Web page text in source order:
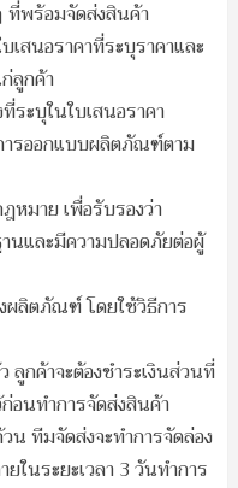
ที่พร้อมจัดส่งสินค้า
เสนอราคาที่ระบุราคาและ
ลูกค้า
ระบุในใบเสนอราคา
ารออกแบบผลิตภัณฑ์ตาม
หมาย เพื่อรับรองว่า
และมีความปลอดภัยต่อผู้
ผลิตภัณฑ์ โดยใช้วิธีการ
ลูกค้าจะต้องชำระเงินส่วนที่
อนทำการจัดส่งสินค้า
น ทีมจัดส่งจะทำการจัดล่อง
ในระยะเวลา 3 วันทำการ